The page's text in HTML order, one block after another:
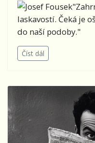
laskavostí. Čeká je
do naší podoby."
Číst dál